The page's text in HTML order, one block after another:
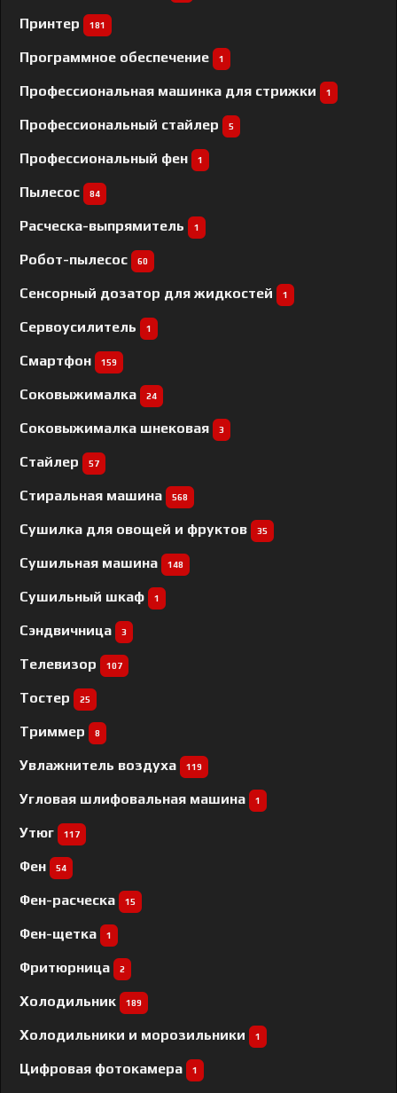
Принтер 181
Программное обеспечение 1
Профессиональная машинка для стрижки 1
Профессиональный cтайлер 5
Профессиональный фен 1
Пылесос 84
Расческа-выпрямитель 1
Робот-пылесос 60
Сенсорный дозатор для жидкостей 1
Сервоусилитель 1
Смартфон 159
Соковыжималка 24
Соковыжималка шнековая 3
Стайлер 57
Стиральная машина 568
Сушилка для овощей и фруктов 35
Сушильная машина 148
Сушильный шкаф 1
Сэндвичница 3
Телевизор 107
Тостер 25
Триммер 8
Увлажнитель воздуха 119
Угловая шлифовальная машина 1
Утюг 117
Фен 54
Фен-расческа 15
Фен-щетка 1
Фритюрница 2
Холодильник 189
Холодильники и морозильники 1
Цифровая фотокамера 1